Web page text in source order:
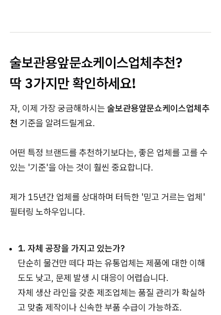
술보관용앞문쇼케이스업체추천?
딱 3가지만 확인하세요!
자, 이제 가장 궁금해하시는 술보관용앞문쇼케이스업체추
천 기준을 알려드릴게요.
어떤 특정 브랜드를 추천하기보다는, 좋은 업체를 고를 수
있는 '기준'을 아는 것이 훨씬 중요합니다.
제가 15년간 업체를 상대하며 터득한 '믿고 거르는 업체'
필터링 노하우입니다.
1. 자체 공장을 가지고 있는가?
단순히 물건만 떼다 파는 유통업체는 제품에 대한 이해
도도 낮고, 문제 발생 시 대응이 어렵습니다.
자체 생산 라인을 갖춘 제조업체는 품질 관리가 확실하
고 맞춤 제작이나 신속한 부품 수급이 가능하죠.